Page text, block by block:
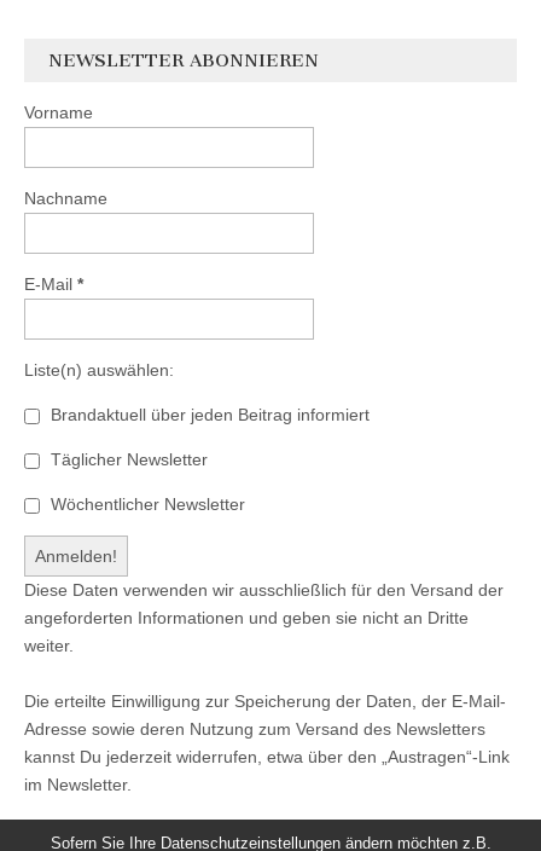
NEWSLETTER ABONNIEREN
Vorname
Nachname
E-Mail *
Liste(n) auswählen:
Brandaktuell über jeden Beitrag informiert
Täglicher Newsletter
Wöchentlicher Newsletter
Diese Daten verwenden wir ausschließlich für den Versand der
angeforderten Informationen und geben sie nicht an Dritte
weiter.
Die erteilte Einwilligung zur Speicherung der Daten, der E-Mail-
Adresse sowie deren Nutzung zum Versand des Newsletters
kannst Du jederzeit widerrufen, etwa über den „Austragen“-Link
im Newsletter.
Sofern Sie Ihre Datenschutzeinstellungen ändern möchten z.B.